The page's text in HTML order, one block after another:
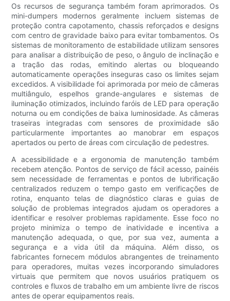
Os recursos de segurança também foram aprimorados. Os
mini-dumpers modernos geralmente incluem sistemas de
proteção contra capotamento, chassis reforçados e designs
com centro de gravidade baixo para evitar tombamentos. Os
sistemas de monitoramento de estabilidade utilizam sensores
para analisar a distribuição de peso, o ângulo de inclinação e
a tração das rodas, emitindo alertas ou bloqueando
automaticamente operações inseguras caso os limites sejam
excedidos. A visibilidade foi aprimorada por meio de câmeras
multiângulo, espelhos grande-angulares e sistemas de
iluminação otimizados, incluindo faróis de LED para operação
noturna ou em condições de baixa luminosidade. As câmeras
traseiras integradas com sensores de proximidade são
particularmente importantes ao manobrar em espaços
apertados ou perto de áreas com circulação de pedestres.
A acessibilidade e a ergonomia de manutenção também
recebem atenção. Pontos de serviço de fácil acesso, painéis
sem necessidade de ferramentas e pontos de lubrificação
centralizados reduzem o tempo gasto em verificações de
rotina, enquanto telas de diagnóstico claras e guias de
solução de problemas integrados ajudam os operadores a
identificar e resolver problemas rapidamente. Esse foco no
projeto minimiza o tempo de inatividade e incentiva a
manutenção adequada, o que, por sua vez, aumenta a
segurança e a vida útil da máquina. Além disso, os
fabricantes fornecem módulos abrangentes de treinamento
para operadores, muitas vezes incorporando simuladores
virtuais que permitem que novos usuários pratiquem os
controles e fluxos de trabalho em um ambiente livre de riscos
antes de operar equipamentos reais.